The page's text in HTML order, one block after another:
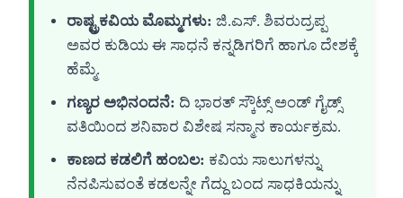
ರಾಷ್ಟ್ರಕವಿಯ ಮೊಮ್ಮಗಳು: ಜಿ.ಎಸ್. ಶಿವರುದ್ರಪ್ಪ
ಅವರ ಕುಡಿಯ ಈ ಸಾಧನೆ ಕನ್ನಡಿಗರಿಗೆ ಹಾಗೂ ದೇಶಕ್ಕೆ
ಹೆಮ್ಮೆ.
ಗಣ್ಯರ ಅಭಿನಂದನೆ: ದಿ ಭಾರತ್ ಸ್ಕೌಟ್ಸ್ ಅಂಡ್ ಗೈಡ್ಸ್
ವತಿಯಿಂದ ಶನಿವಾರ ವಿಶೇಷ ಸನ್ಮಾನ ಕಾರ್ಯಕ್ರಮ.
ಕಾಣದ ಕಡಲಿಗೆ ಹಂಬಲ: ಕವಿಯ ಸಾಲುಗಳನ್ನು
ನೆನಪಿಸುವಂತೆ ಕಡಲನ್ನೇ ಗೆದ್ದು ಬಂದ ಸಾಧಕಿಯನ್ನು